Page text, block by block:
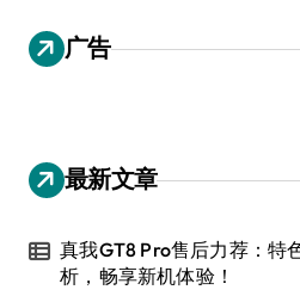
广告
最新文章
真我GT8 Pro售后力荐：特
析，畅享新机体验！